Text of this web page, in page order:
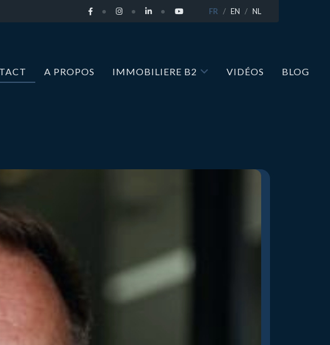
FR EN NL
A PROPOS IMMOBILIERE B2 VIDÉOS BLOG